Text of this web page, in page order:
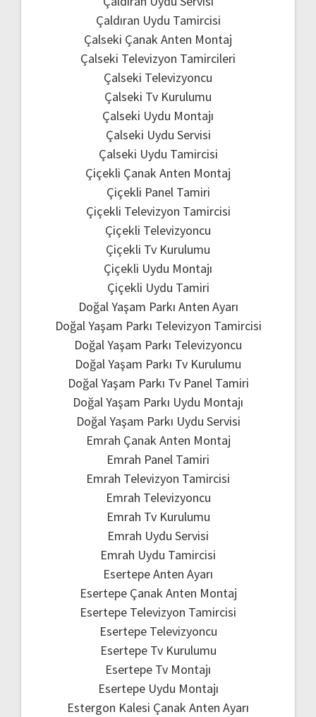
Çaldıran Uydu Tamircisi
Çalseki Çanak Anten Montaj
Çalseki Televizyon Tamircileri
Çalseki Televizyoncu
Çalseki Tv Kurulumu
Çalseki Uydu Montajı
Çalseki Uydu Servisi
Çalseki Uydu Tamircisi
Çiçekli Çanak Anten Montaj
Çiçekli Panel Tamiri
Çiçekli Televizyon Tamircisi
Çiçekli Televizyoncu
Çiçekli Tv Kurulumu
Çiçekli Uydu Montajı
Çiçekli Uydu Tamiri
Doğal Yaşam Parkı Anten Ayarı
Doğal Yaşam Parkı Televizyon Tamircisi
Doğal Yaşam Parkı Televizyoncu
Doğal Yaşam Parkı Tv Kurulumu
Doğal Yaşam Parkı Tv Panel Tamiri
Doğal Yaşam Parkı Uydu Montajı
Doğal Yaşam Parkı Uydu Servisi
Emrah Çanak Anten Montaj
Emrah Panel Tamiri
Emrah Televizyon Tamircisi
Emrah Televizyoncu
Emrah Tv Kurulumu
Emrah Uydu Servisi
Emrah Uydu Tamircisi
Esertepe Anten Ayarı
Esertepe Çanak Anten Montaj
Esertepe Televizyon Tamircisi
Esertepe Televizyoncu
Esertepe Tv Kurulumu
Esertepe Tv Montajı
Esertepe Uydu Montajı
Estergon Kalesi Çanak Anten Ayarı